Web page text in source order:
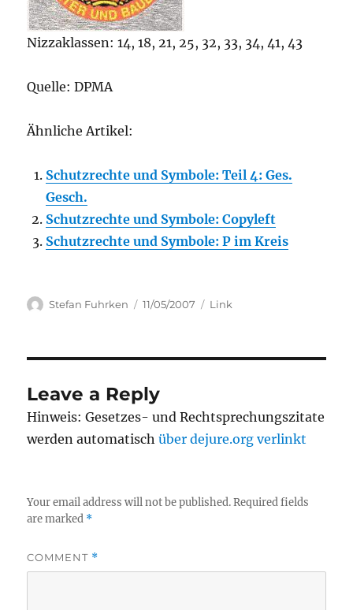
Nizzaklassen: 14, 18, 21, 25, 32, 33, 34, 41, 43
Quelle: DPMA
Ähnliche Artikel:
Schutzrechte und Symbole: Teil 4: Ges.
Gesch.
Schutzrechte und Symbole: Copyleft
Schutzrechte und Symbole: P im Kreis
Author
Stefan Fuhrken
Posted
11/05/2007 Categories
Link
Leave a Reply
Hinweis: Gesetzes- und Rechtsprechungszitate
werden automatischüber dejure.org verlinkt
Your email address will not be published. Required fields
are marked *
COMMENT *